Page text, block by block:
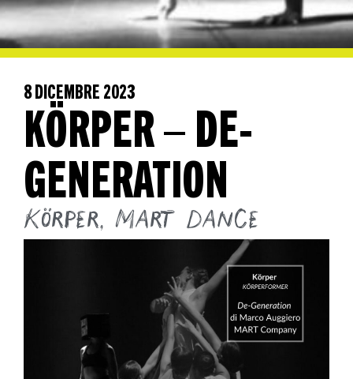
8 DICEMBRE 2023
KÖRPER – DE-
GENERATION
Körper, Mart Dance